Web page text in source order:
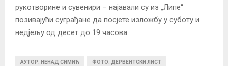
рукотворине и сувенири – најавали су из „Липе“
позивајући суграђане да посјете изложбу у суботу и
недјељу од десет до 19 часова.
АУТОР: НЕНАД СИМИЋ ФОТО: ДЕРВЕНТСКИ ЛИСТ